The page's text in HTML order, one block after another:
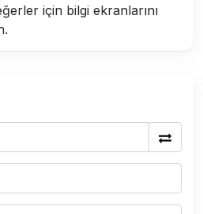
için bilgi ekranlarını